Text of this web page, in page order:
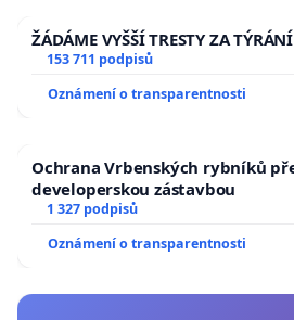
ŽÁDÁME VYŠŠÍ TRESTY ZA
153 711 podpisů
Oznámení o transparentnosti
Ochrana Vrbenských rybníků
developerskou zástavbou
1 327 podpisů
Oznámení o transparentnosti